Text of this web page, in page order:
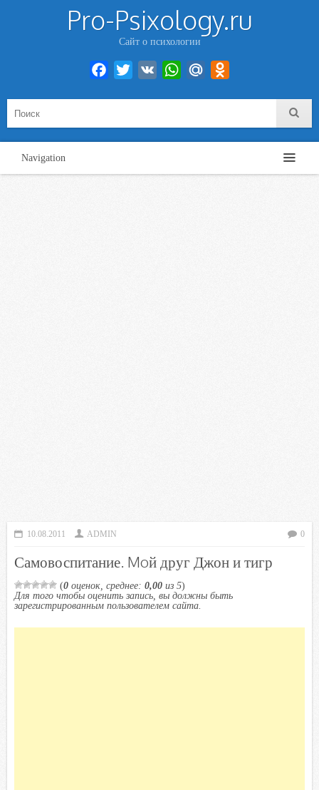
Pro-Psixology.ru
Сайт о психологии
Facebook
Twitter VK WhatsAppMail.Ru
Navigation
10.08.2011 ADMIN 0
Самовоспитание. Moй друг Джон и тигр
(0 оценок, среднее: 0,00 из 5)
Для того чтобы оценить запись, вы должны быть
зарегистрированным пользователем сайта.